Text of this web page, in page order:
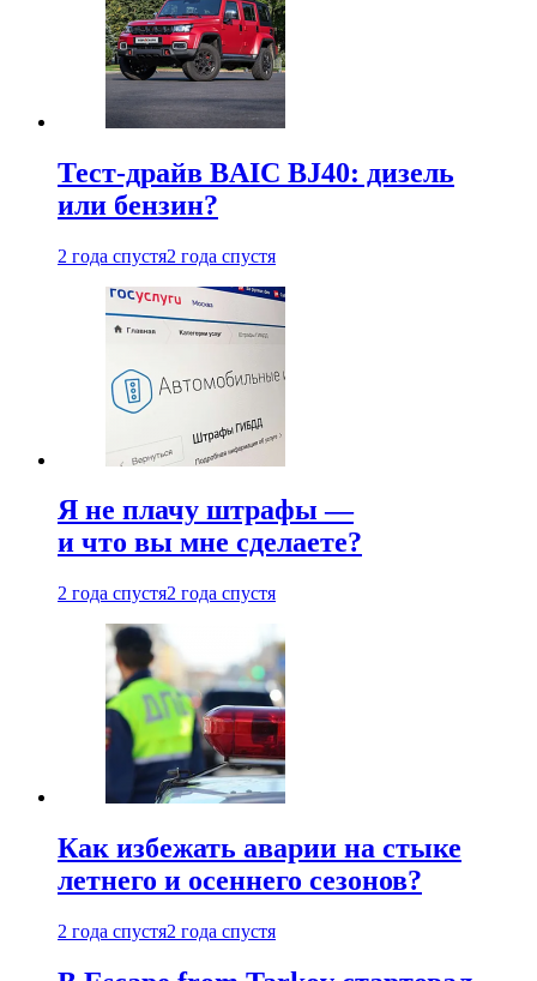
Тест-драйв BAIC BJ40: дизель
или бензин?
2 года спустя2 года спустя
Я не плачу штрафы —
и что вы мне сделаете?
2 года спустя2 года спустя
Как избежать аварии на стыке
летнего и осеннего сезонов?
2 года спустя2 года спустя